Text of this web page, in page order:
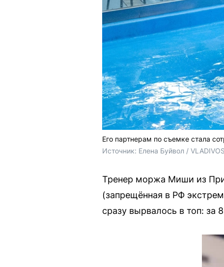
Его партнерам по съемке стала
Источник: Елена Буйвол /
Тренер моржа Миши из
(запрещённая в РФ
сразу вырвалось в топ: за